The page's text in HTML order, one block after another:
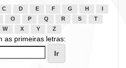
C D E F G H
O P Q R S
T
W X Y Z
as primeiras letras: